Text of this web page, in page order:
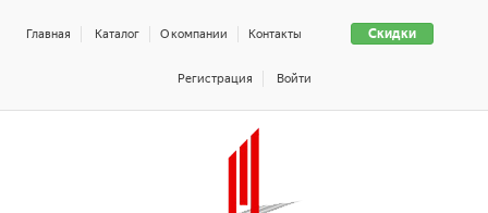
Скидки
Главная Каталог О компании Контакты
Регистрация Войти